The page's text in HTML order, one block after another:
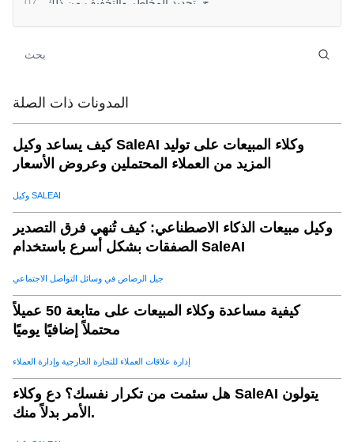
08.
d. تحسين المخزون
09.
11
تأثير الذكاء الاصطناعي على المجالات الرئيسية لـ إدارة سلسلة
12. أ. الكفاءة
13. ب. تخفيض التكلفة
14. ج. الاستدامة
16.
e. رضا العملاء
التوريد
18.
دراسة الحالة 1: تحسين المسار
19.
دراسة الحالة 2: التنبؤ بالطلب
20 .
دراسة الحالة 3: تخفيف المخاطر
22
. الاستنتاج: قم بتحويل سلسلة التوريد الخاصة بك باستخدام
المدونات ذات الصلة
كيف يساعد وكيل SaleAI وكلاء المبيعات على توليد
المزيد من العملاء المحتملين وعروض الأسعار
وكيل SALEAI
وكيل مبيعات الذكاء الاصطناعي: كيف تُنهي فرق التصدير
الصفقات بشكل أسرع باستخدام SaleAI
جيل الرصاص في وسائل التواصل الاجتماعي
كيفية مساعدة وكلاء المبيعات على متابعة 50 عميلاً
محتملاً إضافيًا يوميًا
إدارة علاقات العملاء للتجارة الخارجية وإدارة العملاء
هل سئمت من تكرار نفسك؟ دع وكلاء SaleAI يتولون
الأمر بدلاً منك.